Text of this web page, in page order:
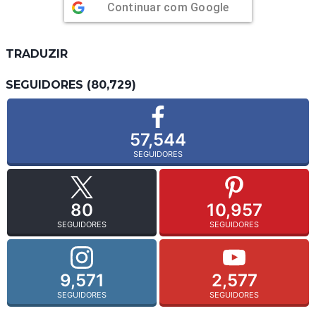
Continuar com Google
TRADUZIR
SEGUIDORES (80,729)
57,544
SEGUIDORES
80
SEGUIDORES
10,957
SEGUIDORES
9,571
SEGUIDORES
2,577
SEGUIDORES